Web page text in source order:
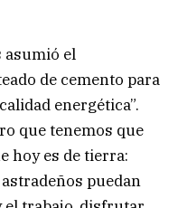
asumió el
de cemento para
energética”.
que tenemos que
hoy es de tierra:
puedan